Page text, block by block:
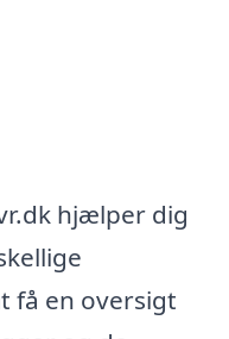
hjælper dig
få en oversigt